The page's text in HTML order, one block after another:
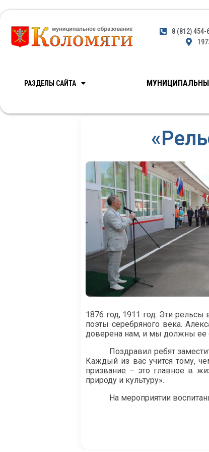
8 (812) 454-
РАЗДЕЛЫ САЙТА
1876 год, 1911 год. Эти
поэты серебряного века.
доверена нам, и мы должны ее
Поздравил ребят
Каждый из вас учится тому,
призвание – это главное в
природу и культуру».
На мероприятии